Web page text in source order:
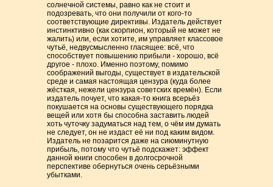
солнечной системы, равно как не стоит и
подозревать, что они получили от кого-то
соответствующие директивы. Издатель действует
инстинктивно (как скорпион, который не может не
жалить) или, если хотите, им управляет классовое
чутьё, недвусмысленно гласящее: всё, что
способствует повышению прибыли - хорошо, всё
другое - плохо. Именно поэтому, помимо
соображений выгоды, существует в издательской
среде и самая настоящая цензура (куда более
жёсткая, нежели цензура советских времён). Если
издатель почует, что какая-то книга всерьёз
покушается на основы существующего порядка
вещей или хотя бы способна заставить людей
хоть чуточку задуматься над тем, о чём им думать
не следует, он не издаст её ни под каким видом.
Издатель не позарится даже на сиюминутную
прибыль, потому что чутьё подскажет: эффект
данной книги способен в долгосрочной
перспективе обернуться очень серьёзными
убытками.